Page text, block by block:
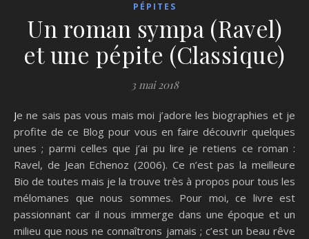
PÉPITES
Un roman sympa (Ravel)
et une pépite (Classique)
3 mai 2018
Je ne sais pas vous mais moi j’adore les biographies et je
profite de ce Blog pour vous en faire découvrir quelques
unes ; parmi celles que j’ai pu lire je retiens ce roman :
Ravel, de Jean Echenoz (2006). Ce n’est pas la meilleure
Bio de toutes mais je la trouve très à propos pour tous les
mélomanes que nous sommes. Pour moi, ce livre est
passionnant car il nous immerge dans une époque et un
milieu que nous ne connaîtrons jamais ; c’est un beau rêve